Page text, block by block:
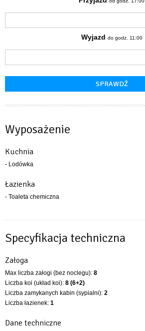
Wyjazd do godz. 11:00
Wyposażenie
Kuchnia
- Lodówka
Łazienka
- Toaleta chemiczna
Specyfikacja techniczna
Załoga
Max liczba załogi (bez noclegu): 8
Liczba koi (układ koi): 8 (6+2)
Liczba zamykanych kabin (sypialni): 2
Liczba łazienek: 1
Dane techniczne